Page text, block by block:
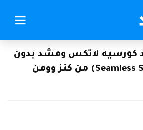
كورسيه لاتكس ومشد بدون
سلك (Seamless Shapewear) من كنز وومن